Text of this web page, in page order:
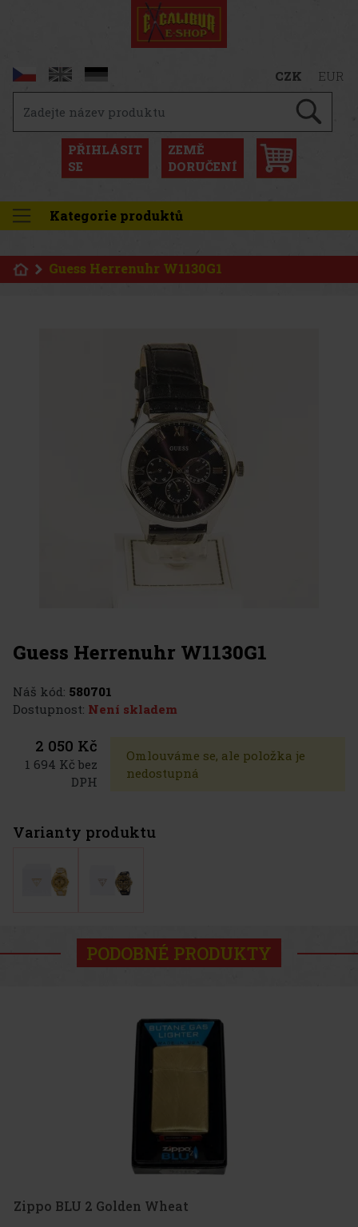
CZK EUR
PŘIHLÁSIT
SE
ZEMĚ
DORUČENÍ
Kategorie produktů
Guess Herrenuhr W1130G1
Guess Herrenuhr W1130G1
Náš kód: 580701
Dostupnost: Není skladem
2 050 Kč
1 694 Kč bez
DPH
Omlouváme se, ale položka je
nedostupná
Varianty produktu
PODOBNÉ PRODUKTY
Wheat